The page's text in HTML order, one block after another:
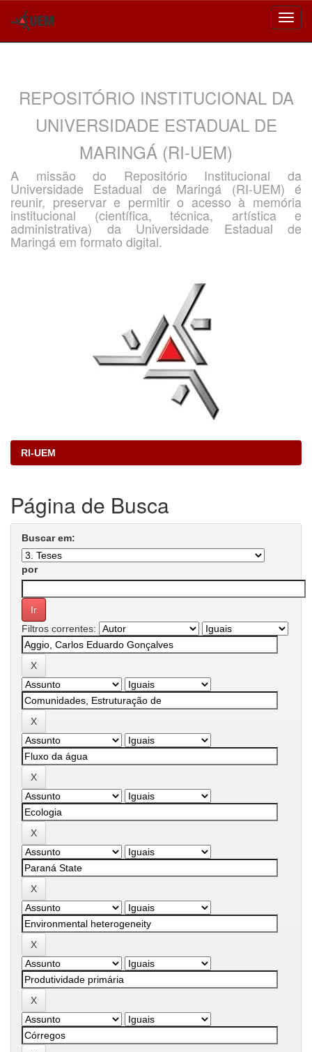
REPOSITÓRIO INSTITUCIONAL DA
UNIVERSIDADE ESTADUAL DE
MARINGÁ (RI-UEM)
A missão do Repositório Institucional da
Universidade Estadual de Maringá (RI-UEM) é
reunir, preservar e permitir o acesso à memória
institucional (científica, técnica, artística e
administrativa) da Universidade Estadual de
Maringá em formato digital.
RI-UEM
Página de Busca
Buscar em:
por
Filtros correntes: